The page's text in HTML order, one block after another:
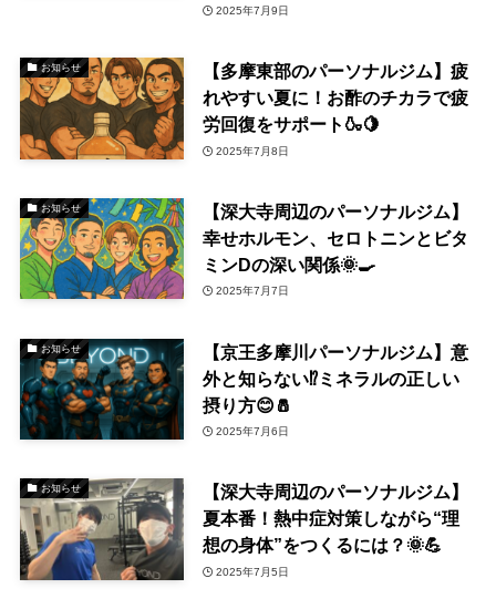
2025年7月9日
お知らせ
【多摩東部のパーソナルジム】疲
れやすい夏に！お酢のチカラで疲
労回復をサポート🍶🍋
2025年7月8日
お知らせ
【深大寺周辺のパーソナルジム】
幸せホルモン、セロトニンとビタ
ミンDの深い関係🌞🍳
2025年7月7日
お知らせ
【京王多摩川パーソナルジム】意
外と知らない⁉️ミネラルの正しい
摂り方😊🧂
2025年7月6日
お知らせ
【深大寺周辺のパーソナルジム】
夏本番！熱中症対策しながら“理
想の身体”をつくるには？🌞💪
2025年7月5日